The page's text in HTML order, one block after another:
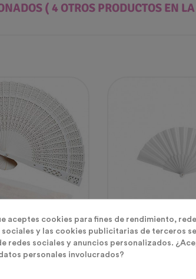
( 4 OTROS PRODUCTOS EN
Boda
Pai Pai Y Abanicos
Abanico De Tela
aceptes cookies para fines de rendimiento,
y las cookies publicitarias de terceros
redes sociales y anuncios personalizados.
personales involucrados?